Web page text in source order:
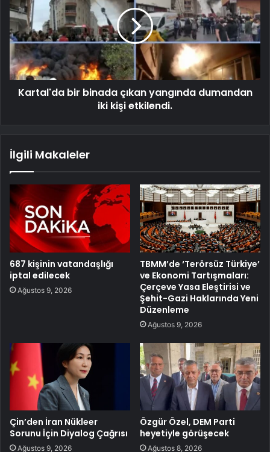
Kartal'da bir binada çıkan yangında dumandan
iki kişi etkilendi.
İlgili Makaleler
687 kişinin vatandaşlığı
iptal edilecek
Ağustos 9, 2026
TBMM’de ‘Terörsüz Türkiye’
ve Ekonomi Tartışmaları:
Çerçeve Yasa Eleştirisi ve
Şehit-Gazi Haklarında Yeni
Düzenleme
Ağustos 9, 2026
Çin’den İran Nükleer
Sorunu İçin Diyalog Çağrısı
Ağustos 9, 2026
Özgür Özel, DEM Parti
heyetiyle görüşecek
Ağustos 8, 2026